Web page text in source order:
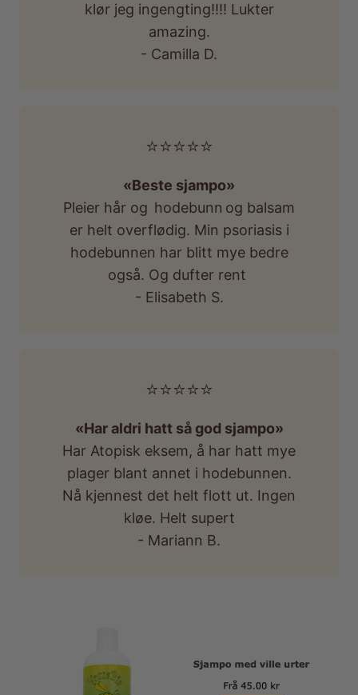
klør jeg ingengting!!!! Lukter
amazing.
- Camilla D.
⭐️⭐️⭐️⭐️⭐️
«Beste sjampo»
Pleier hår og hodebunn og balsam
er helt overflødig. Min psoriasis i
hodebunnen har blitt mye bedre
også. Og dufter rent
- Elisabeth S.
⭐️⭐️⭐️⭐️⭐️
«Har aldri hatt så god sjampo»
Har Atopisk eksem, å har hatt mye
plager blant annet i hodebunnen.
Nå kjennest det helt flott ut. Ingen
kløe. Helt supert
- Mariann B.